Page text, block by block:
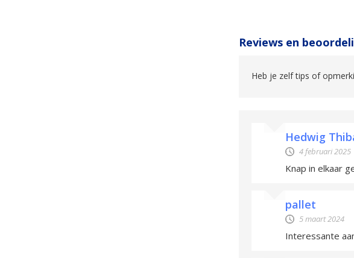
Reviews en
Heb je zelf tips of
Hedwig
4 februari 2025
Knap in elkaar
pallet
5 maart 2024
Interessante